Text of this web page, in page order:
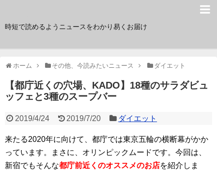
時短で読めるようニュースをわかり易くお届け
ホーム その他、今読みたいニュース ダイエット
【都庁近くの穴場、KADO】18種のサラダビュ
ッフェと3種のスープバー
2019/4/24 2019/7/20 ダイエット
来たる2020年に向けて、都庁では東京五輪の横断幕がかか
っています。まさに、オリンピックムードです。今回は、
新宿でもそんな都庁前近くのオススメのお店を紹介しま